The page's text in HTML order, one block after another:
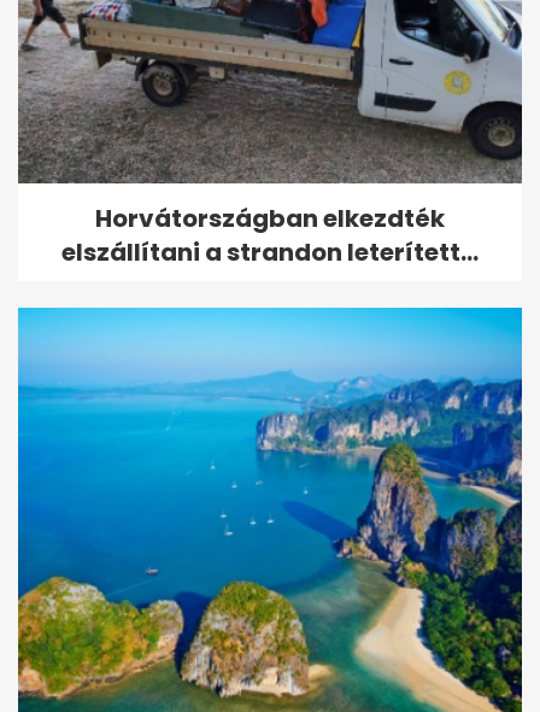
Horvátországban elkezdték
elszállítani a strandon leterített...